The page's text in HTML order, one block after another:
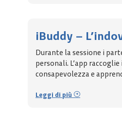
iBuddy –
Durante la sessione i
personali. L’app
consapevolezza e
Leggi di più